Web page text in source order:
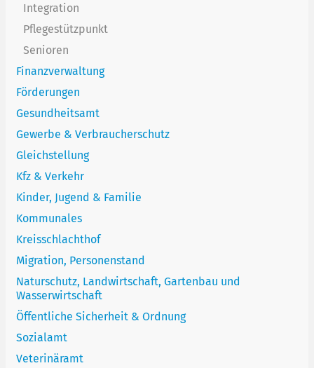
Integration
Pflegestützpunkt
Senioren
Finanzverwaltung
Förderungen
Gesundheitsamt
Gewerbe & Verbraucherschutz
Gleichstellung
Kfz & Verkehr
Kinder, Jugend & Familie
Kommunales
Kreisschlachthof
Migration, Personenstand
Naturschutz, Landwirtschaft, Gartenbau und
Wasserwirtschaft
Öffentliche Sicherheit & Ordnung
Sozialamt
Veterinäramt